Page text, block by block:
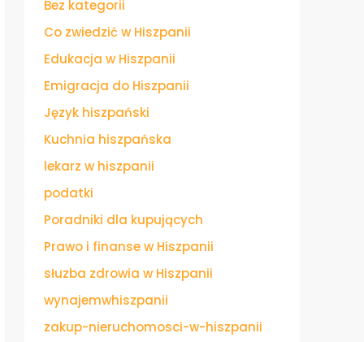
Bez kategorii
Co zwiedzić w Hiszpanii
Edukacja w Hiszpanii
Emigracja do Hiszpanii
Język hiszpański
Kuchnia hiszpańska
lekarz w hiszpanii
podatki
Poradniki dla kupujących
Prawo i finanse w Hiszpanii
słuzba zdrowia w Hiszpanii
wynajemwhiszpanii
zakup-nieruchomosci-w-hiszpanii